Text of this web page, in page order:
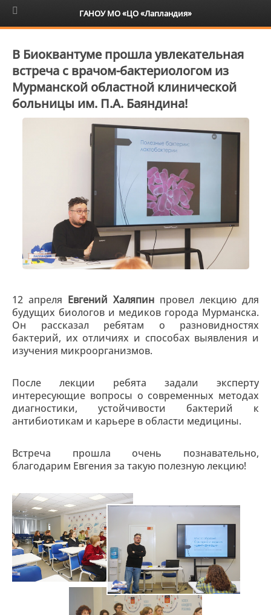
6+
В Биоквантуме прошла увлекательная
встреча с врачом-бактериологом из
Мурманской областной клинической
больницы им. П.А. Баяндина!
12 апреля Евгений Халяпин провел лекцию для
будущих биологов и медиков города Мурманска.
Он рассказал ребятам о разновидностях
бактерий, их отличиях и способах выявления и
изучения микроорганизмов.
После лекции ребята задали эксперту
интересующие вопросы о современных методах
диагностики, устойчивости бактерий к
антибиотикам и карьере в области медицины.
Встреча прошла очень познавательно,
благодарим Евгения за такую полезную лекцию!
ГАНОУ МО «ЦО «Лапландия»